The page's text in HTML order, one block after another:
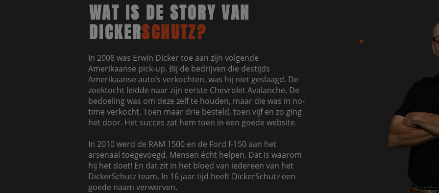
In 2008 was Erwin Dicker toe aan zijn volgende
Amerikaanse pick-up. Bij de bedrijven die destijds
Amerikaanse auto’s verkochten, was hij niet geslaagd. De
zoektocht leidde naar zijn eerste Chevrolet Avalanche. De
bedoeling was om deze zelf te houden, maar die was in no-
time verkocht. Toen maar drie besteld, toen vijf en zo ging
het door. Het succes zat hem toen in een goede website.
In 2010 werd de RAM 1500 en de Ford f-150 aan het
arsenaal toegevoegd. Mensen écht helpen. Dat is waarom
hij het doet! En dat zit in het bloed van iedereen van het
DickerSchutz team. In 16 jaar tijd heeft DickerSchutz een
goede naam verworven.
WAT IS DE STORY VAN
DICKERSCHUTZ?